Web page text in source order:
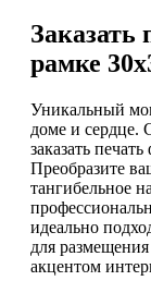
Заказать
рамке
Уникальный
доме и сердце.
заказать
Преобразите
тангибельное
идеально
для
акцентом